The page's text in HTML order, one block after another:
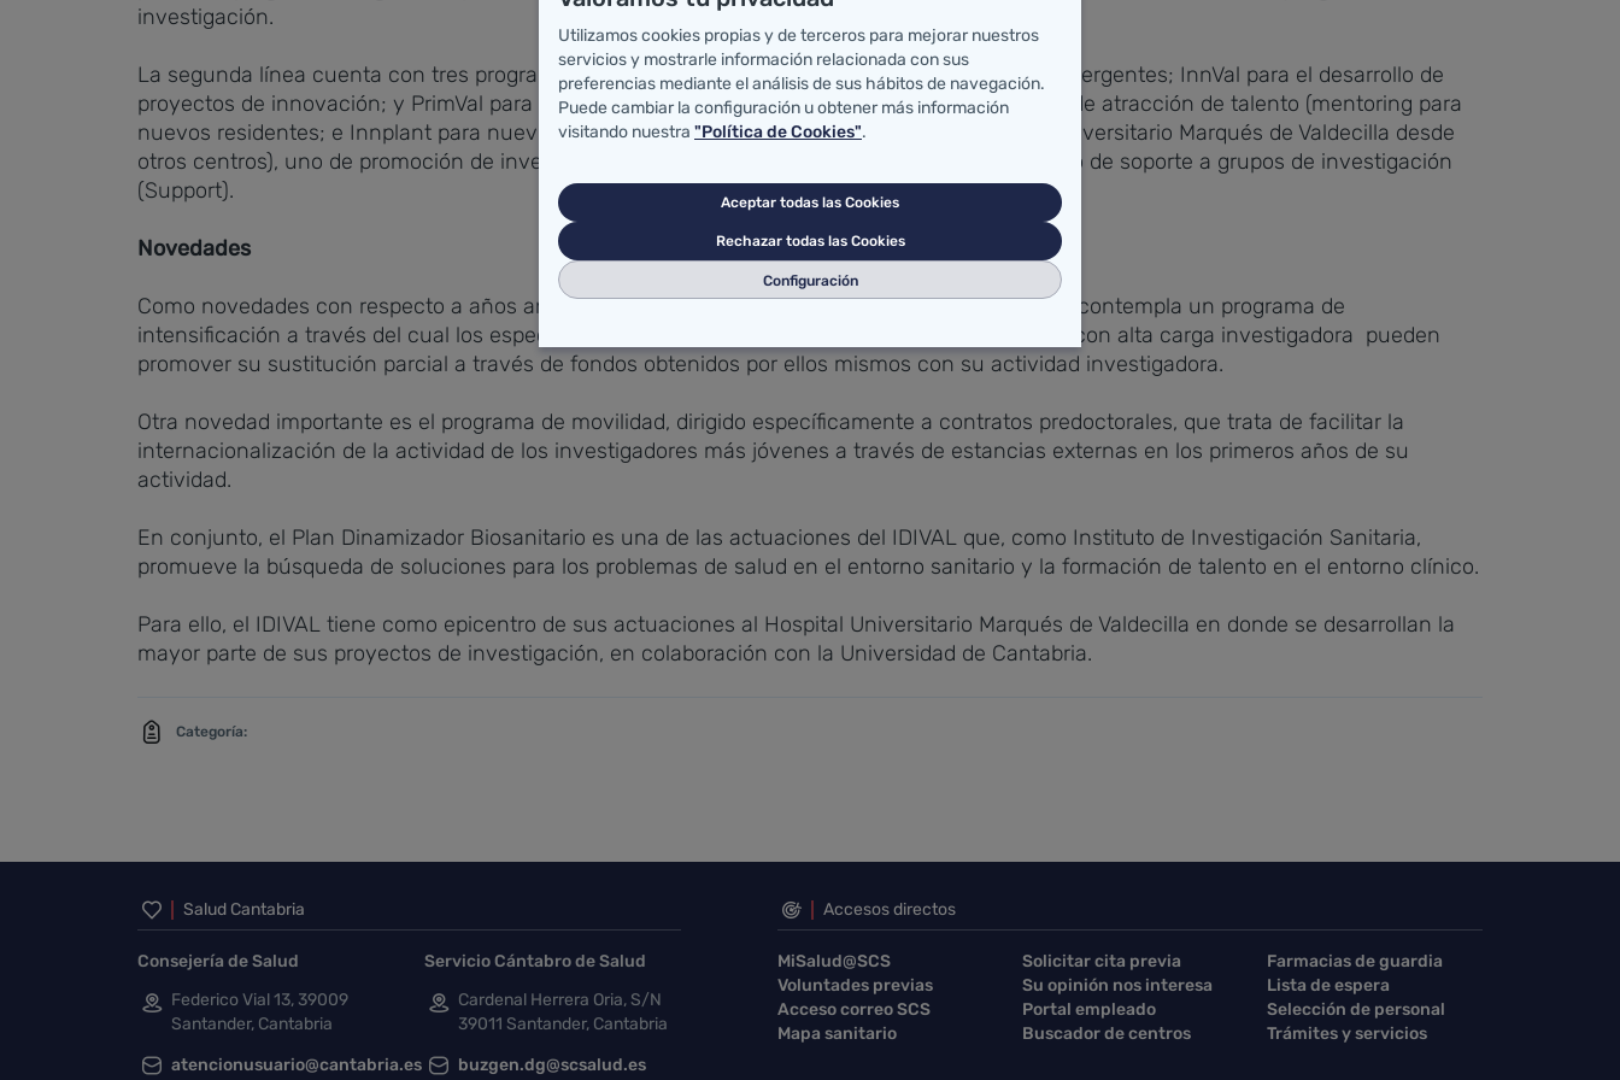
investigación.
La segunda línea cuenta con tres programas de proyectos (NextVal dirigido a investigadores emergentes; InnVal para el desarrollo de
proyectos de innovación; y PrimVal para proyectos de investigación en atención primaria), dos de atracción de talento (mentoring para
nuevos residentes; e Innplant para nuevos jefes de servicio o sección que llegan al Hospital Universitario Marqués de Valdecilla desde
otros centros), uno de promoción de investigadores clínicos, uno de movilidad predoctoral y uno de soporte a grupos de investigación
(Support).
Novedades
Como novedades con respecto a años anteriores, el Plan Dinamizador Biosanitario de este año contempla un programa de
intensificación a través del cual los especialistas con actividad clínica asistencial que cuentan con alta carga investigadora pueden
promover su sustitución parcial a través de fondos obtenidos por ellos mismos con su actividad investigadora.
Otra novedad importante es el programa de movilidad, dirigido específicamente a contratos predoctorales, que trata de facilitar la
internacionalización de la actividad de los investigadores más jóvenes a través de estancias externas en los primeros años de su
actividad.
En conjunto, el Plan Dinamizador Biosanitario es una de las actuaciones del IDIVAL que, como Instituto de Investigación Sanitaria,
promueve la búsqueda de soluciones para los problemas de salud en el entorno sanitario y la formación de talento en el entorno clínico.
Para ello, el IDIVAL tiene como epicentro de sus actuaciones al Hospital Universitario Marqués de Valdecilla en donde se desarrollan la
mayor parte de sus proyectos de investigación, en colaboración con la Universidad de Cantabria.
Categoría:
Inicio del pie de página
Salud Cantabria
Consejería de Salud
Federico Vial 13, 39009
Santander, Cantabria
atencionusuario@cantabria.es
Servicio Cántabro de Salud
Cardenal Herrera Oria, S/N
39011 Santander, Cantabria
buzgen.dg@scsalud.es
Accesos directos
MiSalud@SCS Solicitar cita previa
Farmacias de guardia
Voluntades previas
Su opinión nos interesa
Lista de espera
Acceso correo SCS
Portal empleado
Selección de personal
Mapa sanitario
Buscador de centros Trámites y servicios
Utilizamos cookies propias y de terceros para mejorar nuestros
servicios y mostrarle información relacionada con sus
preferencias mediante el análisis de sus hábitos de navegación.
Puede cambiar la configuración u obtener más información
visitando nuestra "Política de Cookies".
Aceptar todas las Cookies
Rechazar todas las Cookies
Configuración